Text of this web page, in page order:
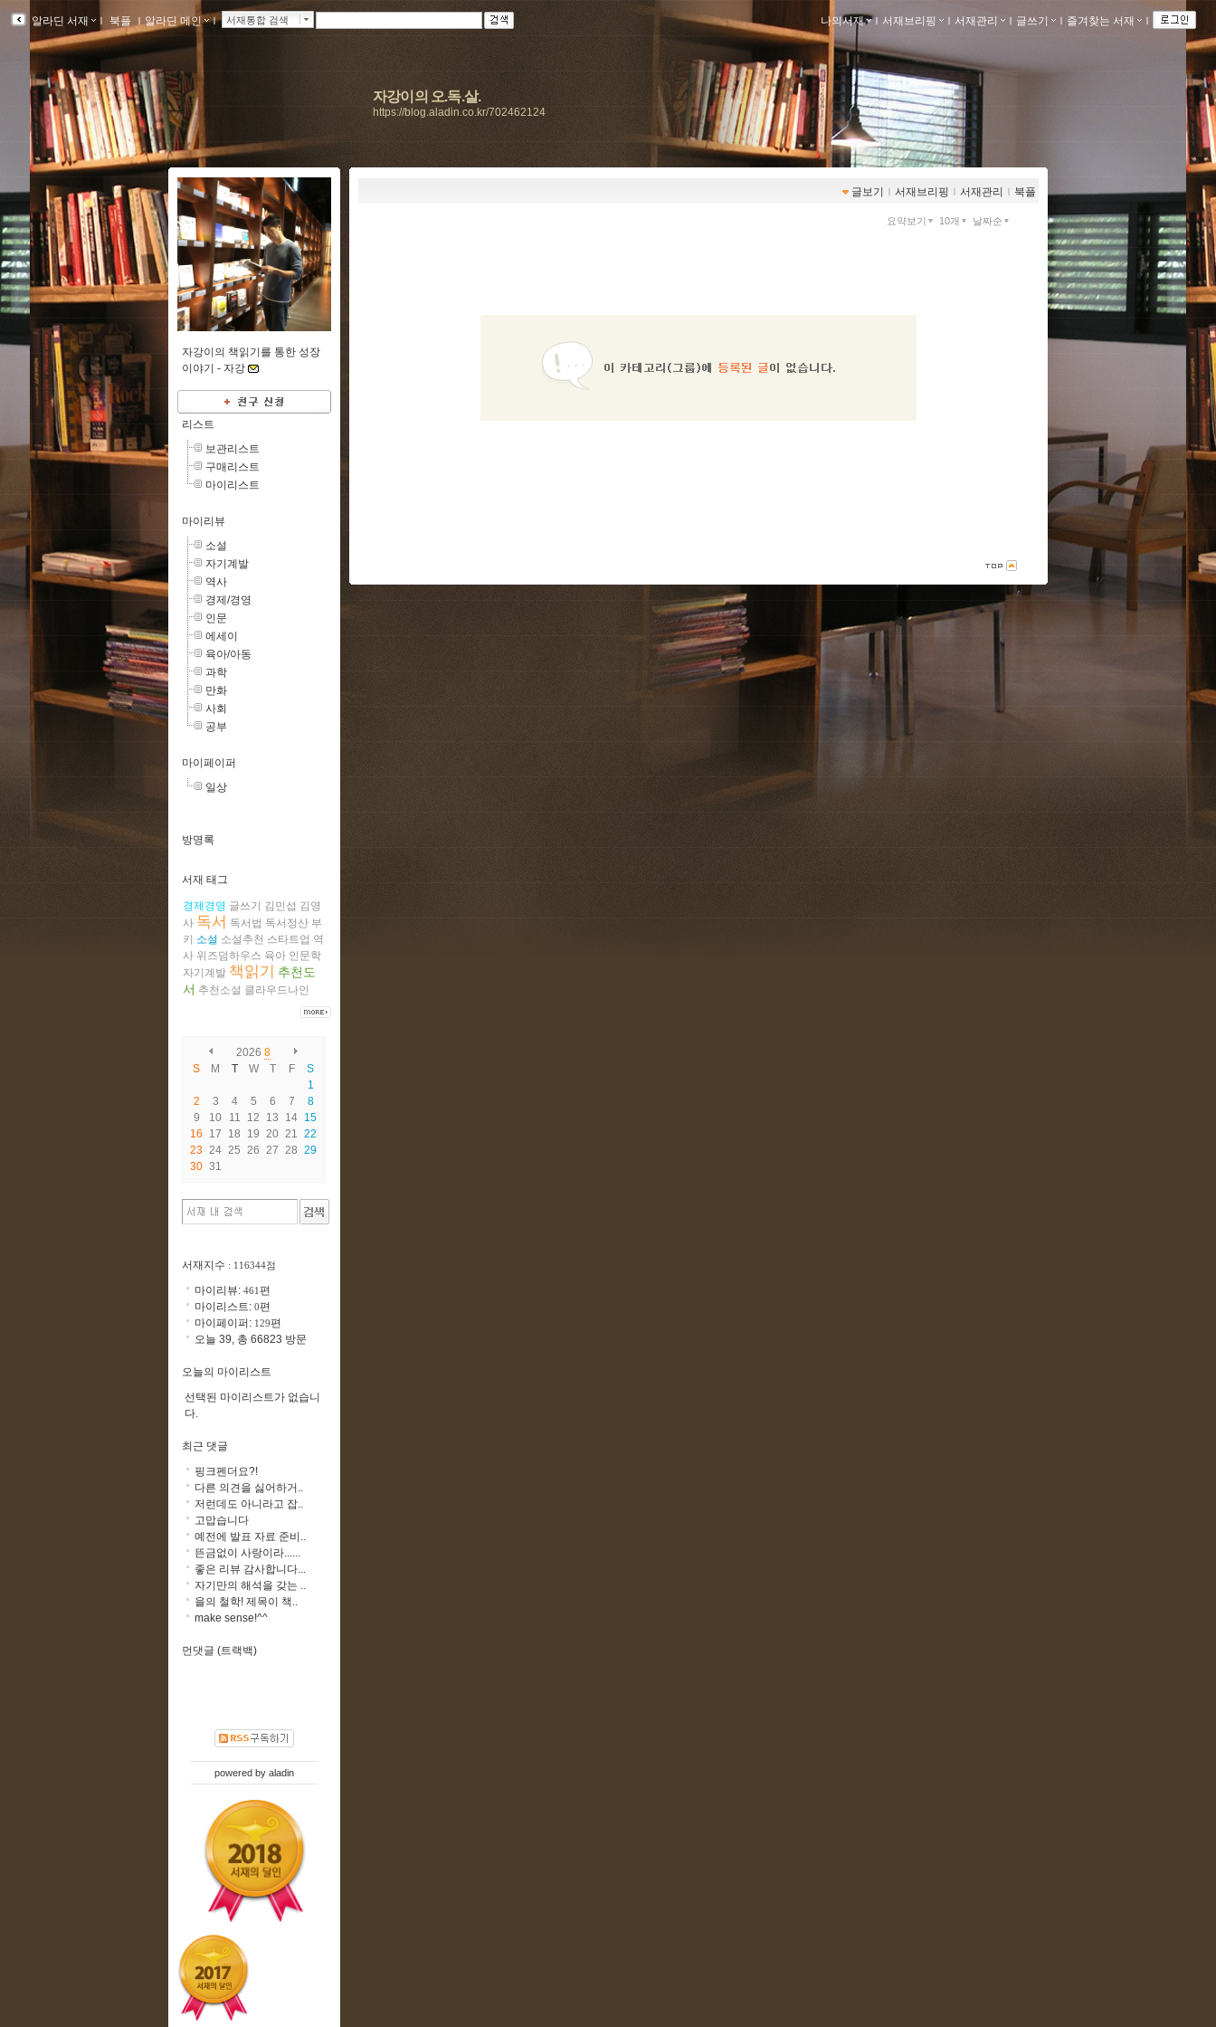
알라딘 서재 ｌ 북플 ｌ알라딘 메인 ｌ 서재통합 검색 나의서재 ｌ 서재브리핑 ｌ 서재관리 ｌ 글쓰기 ｌ 즐겨찾는 서재 ｌ
자강이의 오.독.살.
https://blog.aladin.co.kr/702462124
글보기 ｌ 서재브리핑 ｌ 서재관리 ｌ 북플
요약보기 10개 날짜순
자강이의 책읽기를 통한 성장
이야기 - 자강
리스트
보관리스트
구매리스트
마이리스트
마이리뷰
소설
자기계발
역사
경제/경영
인문
에세이
육아/아동
과학
만화
사회
공부
마이페이퍼
일상
방명록
서재 태그
경제경영 글쓰기 김민섭 김영
사 독서 독서법 독서정산 부
키
소설 소설추천 스타트업 역
사 위즈덤하우스 육아 인문학
자기계발 책읽기 추천도
서 추천소설 클라우드나인
2026 8
S
M T W T F
S
1
2
3 4 5 6 7
8
9
10 11 12 13 14 15
16
17 18 19 20 21 22
23 24 25 26 27 28 29
30 31
서재지수 : 116344점
마이리뷰: 461편
마이리스트: 0편
마이페이퍼: 129편
오늘 39, 총 66823 방문
오늘의 마이리스트
선택된 마이리스트가 없습니
다.
최근 댓글
핑크펜더요?!
다른 의견을 싫어하거..
저런데도 아니라고 잡..
고맙습니다
예전에 발표 자료 준비..
뜬금없이 사랑이라......
좋은 리뷰 감사합니다...
자기만의 해석을 갖는 ..
을의 철학! 제목이 책..
make sense!^^
먼댓글 (트랙백)
powered by aladin